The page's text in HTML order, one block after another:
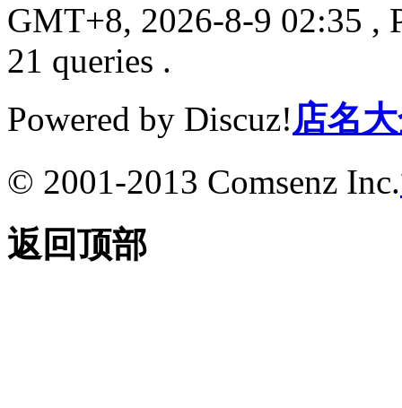
GMT+8, 2026-8-9 02:35 ,
21 queries .
Powered by Discuz!店名
© 2001-2013 Comsenz Inc.
返回顶部